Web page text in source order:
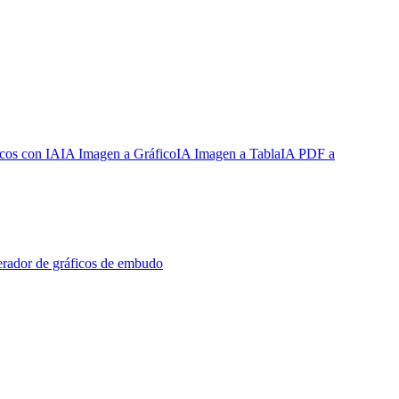
con IAIA Imagen a GráficoIA Imagen a TablaIA PDF a
de gráficos de embudo